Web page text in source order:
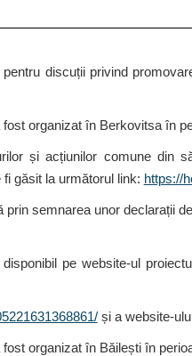
discuții privind
organizat în Berkovitsa în
și acțiunilor comune din
găsit la următorul link: https://
semnarea unor declarații
disponibil pe website-ul
și a website-
organizat în Băilești în